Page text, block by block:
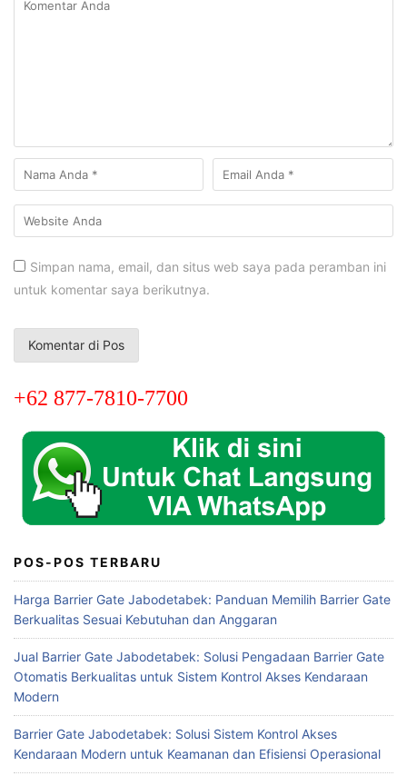
Simpan nama, email, dan situs web saya pada peramban ini
untuk komentar saya berikutnya.
+62 877-7810-7700
POS-POS TERBARU
Harga Barrier Gate Jabodetabek: Panduan Memilih Barrier Gate
Berkualitas Sesuai Kebutuhan dan Anggaran
Jual Barrier Gate Jabodetabek: Solusi Pengadaan Barrier Gate
Otomatis Berkualitas untuk Sistem Kontrol Akses Kendaraan
Modern
Barrier Gate Jabodetabek: Solusi Sistem Kontrol Akses
Kendaraan Modern untuk Keamanan dan Efisiensi Operasional